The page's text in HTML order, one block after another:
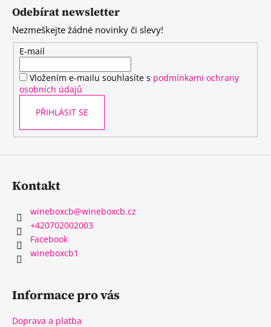
Odebírat newsletter
Nezmeškejte žádné novinky či slevy!
E-mail
Vložením e-mailu souhlasíte s podmínkami ochrany
osobních údajů
PŘIHLÁSIT SE
Kontakt
wineboxcb@wineboxcb.cz
+420702002003
Facebook
wineboxcb1
Informace pro vás
Doprava a platba